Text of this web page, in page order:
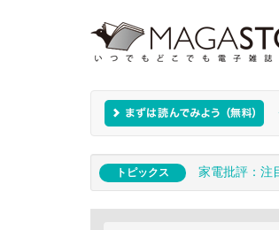
トピックス 家電批評：注